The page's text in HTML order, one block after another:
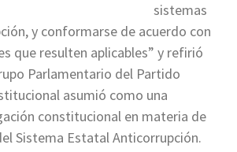
sistemas
y conformarse de acuerdo con
que resulten aplicables” y refirió
Parlamentario del Partido
asumió como una
constitucional en materia de
Sistema Estatal Anticorrupción.